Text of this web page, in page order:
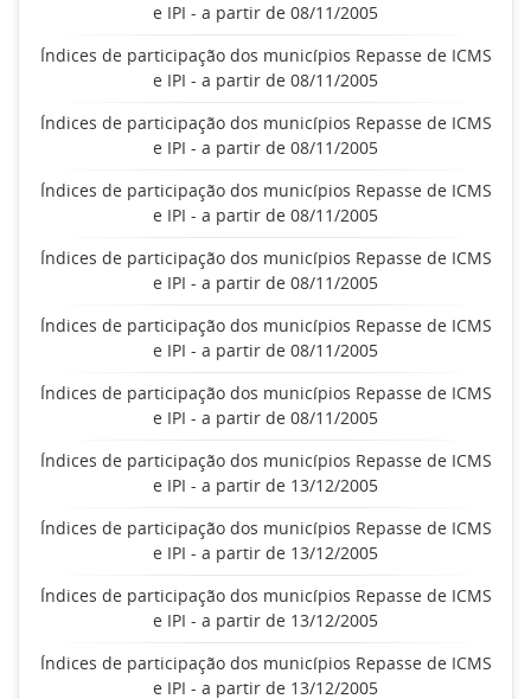
e IPI - a partir de 08/11/2005
Índices de participação dos municípios Repasse de ICMS
e IPI - a partir de 08/11/2005
Índices de participação dos municípios Repasse de ICMS
e IPI - a partir de 08/11/2005
Índices de participação dos municípios Repasse de ICMS
e IPI - a partir de 08/11/2005
Índices de participação dos municípios Repasse de ICMS
e IPI - a partir de 08/11/2005
Índices de participação dos municípios Repasse de ICMS
e IPI - a partir de 08/11/2005
Índices de participação dos municípios Repasse de ICMS
e IPI - a partir de 08/11/2005
Índices de participação dos municípios Repasse de ICMS
e IPI - a partir de 13/12/2005
Índices de participação dos municípios Repasse de ICMS
e IPI - a partir de 13/12/2005
Índices de participação dos municípios Repasse de ICMS
e IPI - a partir de 13/12/2005
Índices de participação dos municípios Repasse de ICMS
e IPI - a partir de 13/12/2005